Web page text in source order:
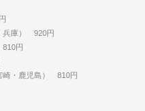
兵庫） 920円
円
崎・鹿児島） 810円